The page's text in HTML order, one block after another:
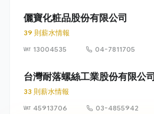
儷寶化粧品股份有限公司
39 則薪水情報
13004535
04-7811705
台灣耐落螺絲工業股份有限公司
33 則薪水情報
45913706
03-4855942